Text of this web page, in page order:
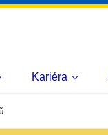
Kariéra